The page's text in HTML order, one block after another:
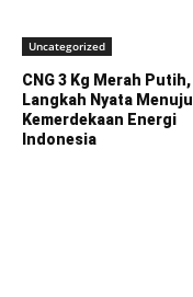
Uncategorized
CNG 3 Kg Merah Putih,
Langkah Nyata Menuju
Kemerdekaan Energi
Indonesia